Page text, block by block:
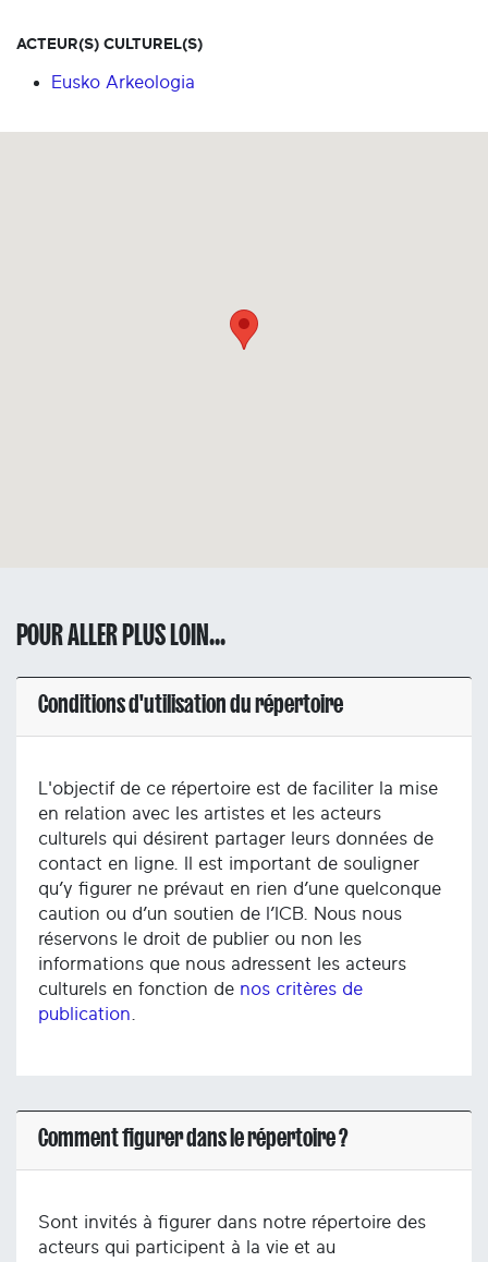
ACTEUR(S) CULTUREL(S)
Eusko Arkeologia
POUR ALLER PLUS LOIN...
Conditions d'utilisation du répertoire
L'objectif de ce répertoire est de faciliter la mise
en relation avec les artistes et les acteurs
culturels qui désirent partager leurs données de
contact en ligne. Il est important de souligner
qu’y figurer ne prévaut en rien d’une quelconque
caution ou d’un soutien de l’ICB. Nous nous
réservons le droit de publier ou non les
informations que nous adressent les acteurs
culturels en fonction de nos critères de
publication
Comment figurer dans le répertoire ?
Sont invités à figurer dans notre répertoire des
acteurs qui participent à la vie et au